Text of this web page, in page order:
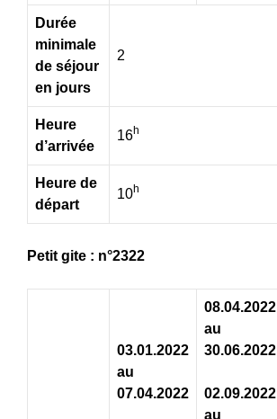
Durée
minimale
de séjour
en jours
2
Heure
d’arrivée
16h
Heure de
départ
10h
Petit gite : n°2322
03.01.2022
au
07.04.2022
08.04.2022
au
30.06.2022
02.09.2022
au